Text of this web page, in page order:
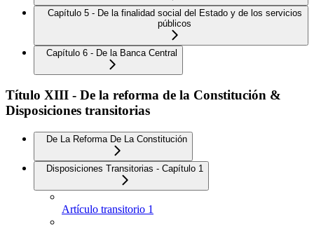
Capítulo 5 - De la finalidad social del Estado y de los servicios
públicos
Capítulo 6 - De la Banca Central
Título XIII - De la reforma de la Constitución &
Disposiciones transitorias
De La Reforma De La Constitución
Disposiciones Transitorias - Capítulo 1
Artículo transitorio 1